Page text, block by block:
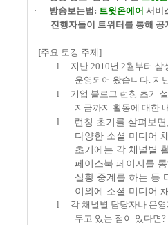
·
방송보는법 : 트윗온에어 서비
진행자들이 트위터를 통해 공
[주요 토깅 주제]
l
지난 2010년 2월부터 삼
운영되어 왔습니다. 지
l
기업 블로그 런칭 초기
지금까지 활동에 대한
l 런칭 초기를 살펴보면
다양한 소셜 미디어
초기에는 각 채널별
페이스북 페이지를
실황 중계를 하는 등
이외에 소셜 미디어
l 각 채널별 담당자나 운
두고 있는 점이 있다면?